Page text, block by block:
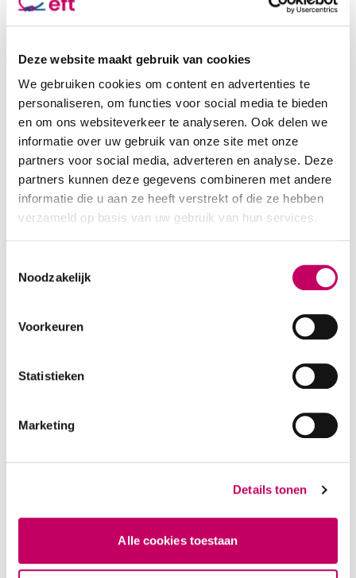
Deze website maakt gebruik van cookies
We gebruiken cookies om content en advertenties te
personaliseren, om functies voor social media te bieden
en om ons websiteverkeer te analyseren. Ook delen we
informatie over uw gebruik van onze site met onze
partners voor social media, adverteren en analyse. Deze
partners kunnen deze gegevens combineren met andere
informatie die u aan ze heeft verstrekt of die ze hebben
verzameld op basis van uw gebruik van hun services.
Noodzakelijk
Voorkeuren
Statistieken
Marketing
Details tonen
Alle cookies toestaan
Wil je eerst even ´kennismaken´? Kijk dan even op
youtube naar bv mijn video over het brein in relaties,
Of beluister de podcast met Mannenbrein
of een van de andere podcast kanalen.
“Bregje managed to help us in a short time to rediscover
the beauty of our relationship. Daily stuff and old pain
distract us from the core of our love. The therapie gave
Bregje how she guided us in this proces. We defintely
professional qualities but also because she´s an very
Praktische informatie
Leeftijdsgroep *
Soort therapie
Relatietherapie Registertherapeut: nee